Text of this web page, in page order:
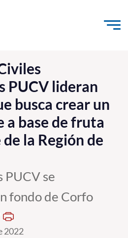
al contenido
e Innovación
PUCV lideran
busca crear un
a base de fruta
la Región de
PUCV se
fondo de Corfo
2022